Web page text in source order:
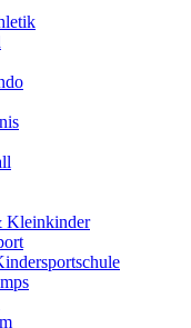
Kleinkinder